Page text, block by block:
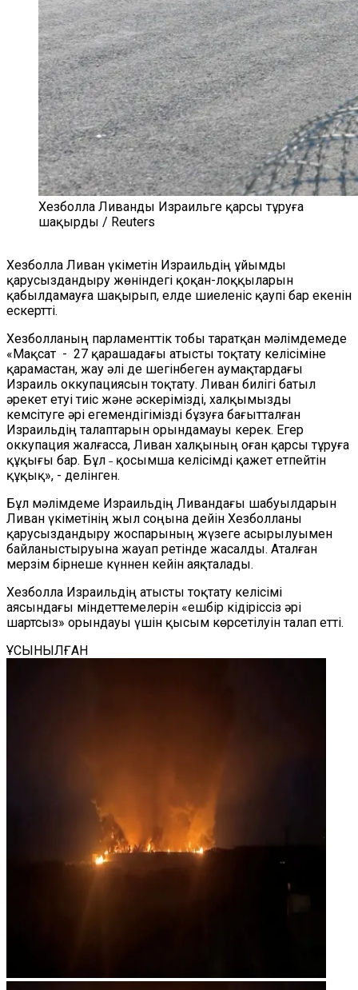
Хезболла Ливанды Израильге қарсы тұруға
шақырды / Reuters
Хезболла Ливан үкіметін Израильдің ұйымды
қарусыздандыру жөніндегі қоқан-лоққыларын
қабылдамауға шақырып, елде шиеленіс қаупі бар екенін
ескертті.
Хезболланың парламенттік тобы таратқан мәлімдемеде
«Мақсат - 27 қарашадағы атысты тоқтату келісіміне
қарамастан, жау әлі де шегінбеген аумақтардағы
Израиль оккупациясын тоқтату. Ливан билігі батыл
әрекет етуі тиіс және әскерімізді, халқымызды
кемсітуге әрі егемендігімізді бұзуға бағытталған
Израильдің талаптарын орындамауы керек. Егер
оккупация жалғасса, Ливан халқының оған қарсы тұруға
құқығы бар. Бұл ˗ қосымша келісімді қажет етпейтін
құқық», - делінген.
Бұл мәлімдеме Израильдің Ливандағы шабуылдарын
Ливан үкіметінің жыл соңына дейін Хезболланы
қарусыздандыру жоспарының жүзеге асырылуымен
байланыстыруына жауап ретінде жасалды. Аталған
мерзім бірнеше күннен кейін аяқталады.
Хезболла Израильдің атысты тоқтату келісімі
аясындағы міндеттемелерін «ешбір кідіріссіз әрі
шартсыз» орындауы үшін қысым көрсетілуін талап етті.
ҰСЫНЫЛҒАН